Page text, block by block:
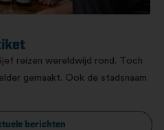
reizen wereldwijd rond. Toch
gemaakt. Ook de stadsnaam
berichten